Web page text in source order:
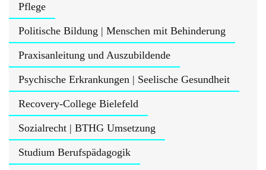
Pflege
Politische Bildung | Menschen mit Behinderung
Praxisanleitung und Auszubildende
Psychische Erkrankungen | Seelische Gesundheit
Recovery-College Bielefeld
Sozialrecht | BTHG Umsetzung
Studium Berufspädagogik